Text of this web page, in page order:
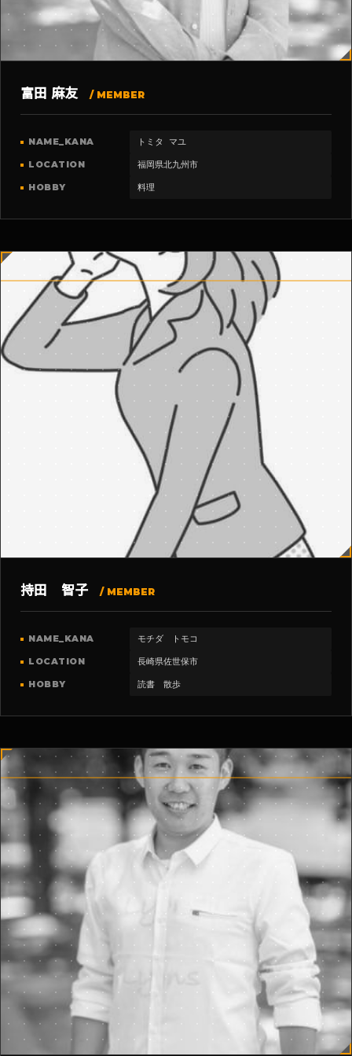
富田 麻友 / MEMBER
NAME_KANA トミタ マユ
LOCATION 福岡県北九州市
HOBBY 料理
持田 智子 / MEMBER
NAME_KANA モチダ トモコ
LOCATION 長崎県佐世保市
HOBBY 読書 散歩